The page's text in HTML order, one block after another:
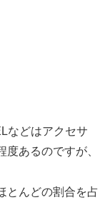
などはアクセサ
あるのですが、
とんどの割合を占